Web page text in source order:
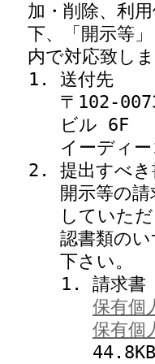
加・削除、利
下、「開示等
内で対応致し
送付先
〒102-
ビル 6F
イーディ
提出すべ
開示等の
していた
認書類の
下さい。
請求書
保有個
保有個